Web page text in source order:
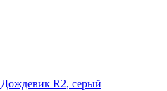
Дождевик R2, серый